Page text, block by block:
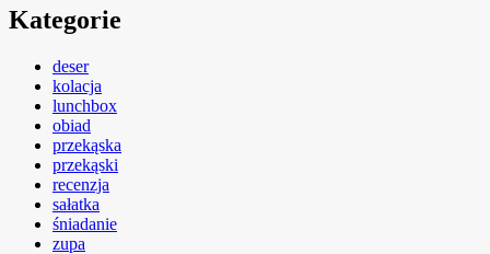
Kategorie
deser
kolacja
lunchbox
obiad
przekąska
przekąski
recenzja
sałatka
śniadanie
zupa